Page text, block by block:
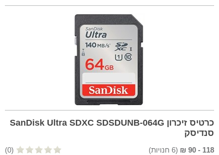
כרטיס זיכרון SanDisk Ultra SDXC SDSDUNB-064G
סנדיסק
118
-
90
₪
(
6 חנויות) (0)